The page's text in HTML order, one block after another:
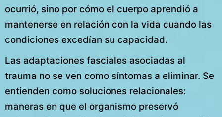
ocurrió, sino por cómo el cuerpo aprendió a
mantenerse en relación con la vida cuando las
condiciones excedían su capacidad.
Las adaptaciones fasciales asociadas al
trauma no se ven como síntomas a eliminar. Se
entienden como soluciones relacionales:
maneras en que el organismo preservó